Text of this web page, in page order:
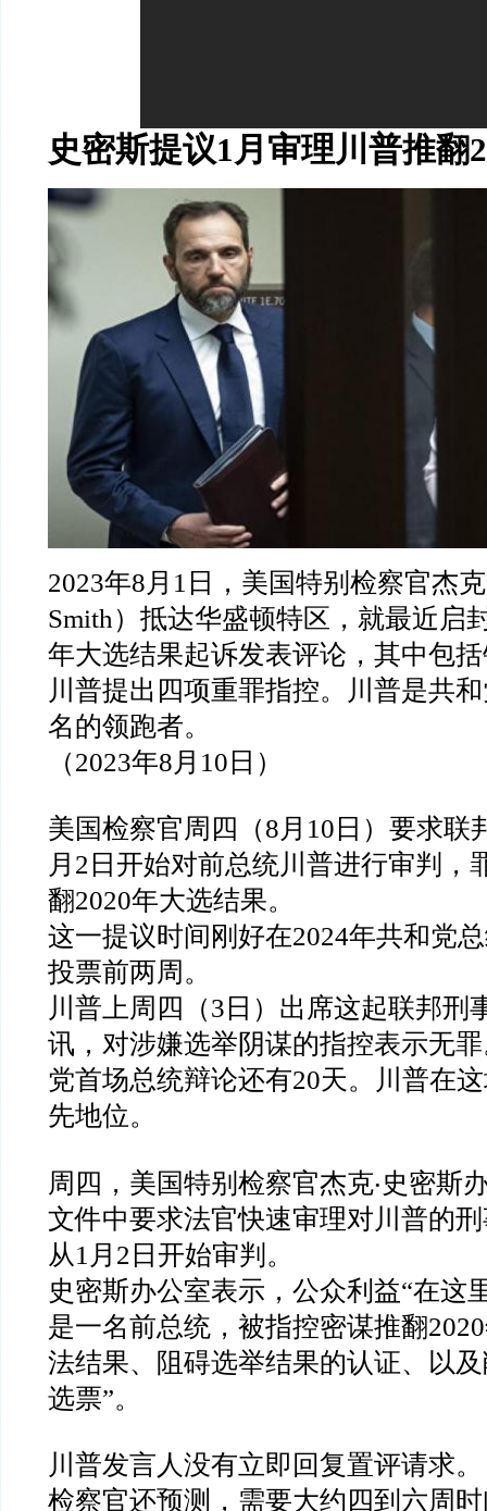
史密斯提议1 月审理川普推翻
2023年8 月 1 日，美国特别检察官杰
Smith ）抵达华盛顿特区，就最近启
年大选结果起诉发表评论，其中包
川普提出四项重罪指控。川普是共
名的领跑者。
（2023年8 月 10 日）
美国检察官周四（8 月 10 日）要求联
月 2 日开始对前总统川普进行审判，
翻2020年大选结果。
这一提议时间刚好在2024年共和党
投票前两周。
川普上周四（3 日）出席这起联邦刑
讯，对涉嫌选举阴谋的指控表示无
党首场总统辩论还有20天。川普在
先地位。
周四，美国特别检察官杰克‧史密斯
文件中要求法官快速审理对川普的
从1 月 2 日开始审判。
史密斯办公室表示，公众利益“在这
是一名前总统，被指控密谋推翻2020
法结果、阻碍选举结果的认证、以
选票”。
川普发言人没有立即回复置评请求。
检察官还预测，需要大约四到六周